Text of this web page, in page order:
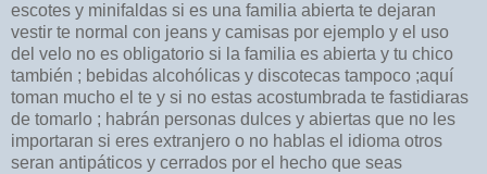
escotes y minifaldas si es una familia abierta te dejaran
vestir te normal con jeans y camisas por ejemplo y el uso
del velo no es obligatorio si la familia es abierta y tu chico
también ; bebidas alcohólicas y discotecas tampoco ;aquí
toman mucho el te y si no estas acostumbrada te fastidiaras
de tomarlo ; habrán personas dulces y abiertas que no les
importaran si eres extranjero o no hablas el idioma otros
seran antipáticos y cerrados por el hecho que seas